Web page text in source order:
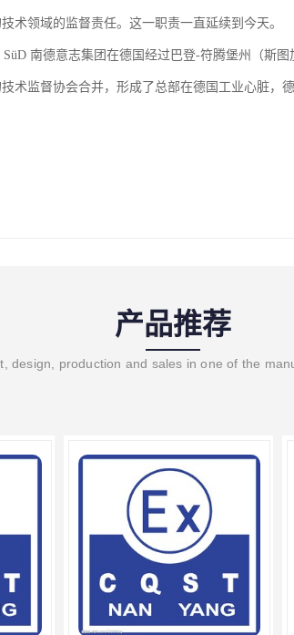
术领域的监督责任。这一职责一直延续到今天。
南德意志集团在德国经过巴登-符腾堡州（斯
术监督协会合并，形成了总部在德国工业心脏，
产品推荐
design, production and sales in one of the